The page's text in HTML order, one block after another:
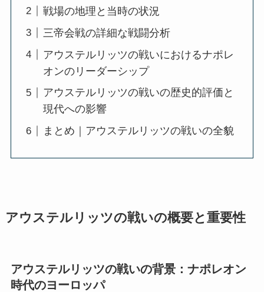
戦場の地理と当時の状況
三帝会戦の詳細な戦闘分析
アウステルリッツの戦いにおけるナポレ
オンのリーダーシップ
アウステルリッツの戦いの歴史的評価と
現代への影響
まとめ｜アウステルリッツの戦いの全貌
アウステルリッツの戦いの概要と重要性
アウステルリッツの戦いの背景：ナポレオン
時代のヨーロッパ